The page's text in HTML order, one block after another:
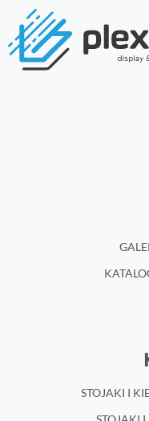
STOJAKI I